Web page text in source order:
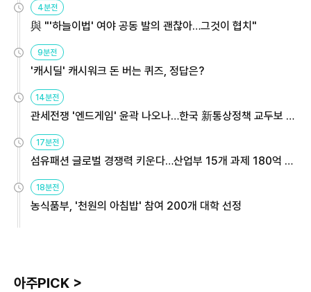
4분전
與 "'하늘이법' 여야 공동 발의 괜찮아…그것이 협치"
9분전
'캐시딜' 캐시워크 돈 버는 퀴즈, 정답은?
14분전
관세전쟁 '엔드게임' 윤곽 나오나…한국 新통상정책 교두보 활
17분전
섬유패션 글로벌 경쟁력 키운다…산업부 15개 과제 180억 지
18분전
농식품부, '천원의 아침밥' 참여 200개 대학 선정
아주PICK >